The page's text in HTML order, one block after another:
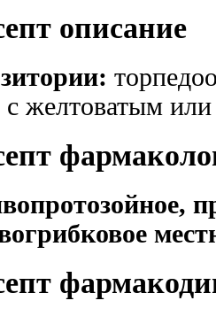
описание
с желтоватым